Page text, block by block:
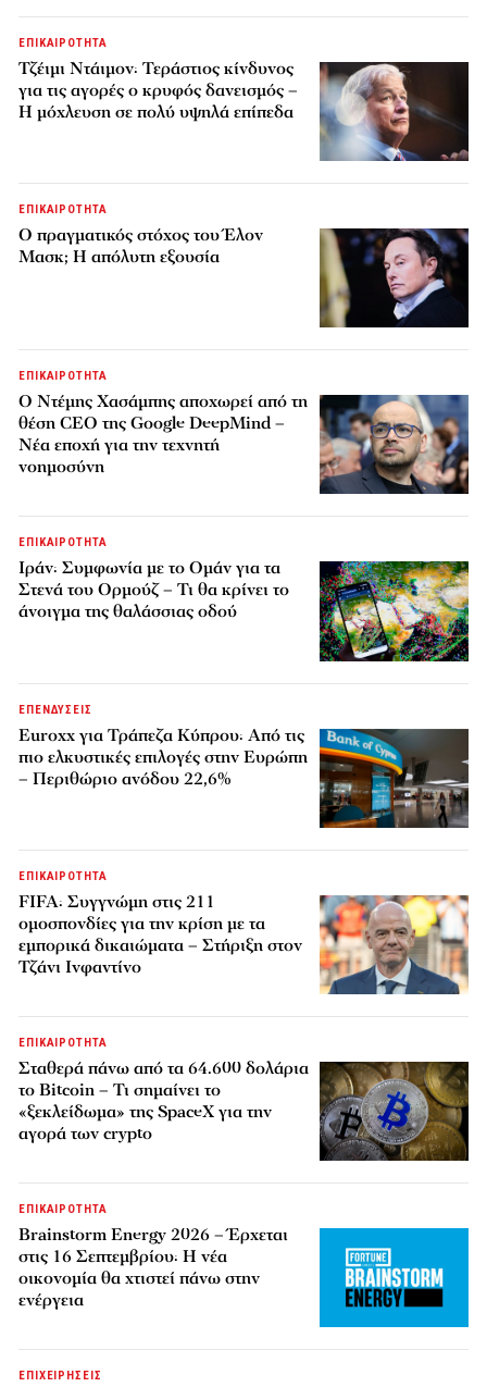
ΕΠΙΚΑΙΡΟΤΗΤΑ
Τζέιμι Ντάιμον: Τεράστιος κίνδυνος
για τις αγορές ο κρυφός δανεισμός –
Η μόχλευση σε πολύ υψηλά επίπεδα
ΕΠΙΚΑΙΡΟΤΗΤΑ
Ο πραγματικός στόχος του Έλον
Μασκ; Η απόλυτη εξουσία
ΕΠΙΚΑΙΡΟΤΗΤΑ
Ο Ντέμης Χασάμπης αποχωρεί από τη
θέση CEO της Google DeepMind –
Νέα εποχή για την τεχνητή
νοημοσύνη
ΕΠΙΚΑΙΡΟΤΗΤΑ
Ιράν: Συμφωνία με το Ομάν για τα
Στενά του Ορμούζ – Τι θα κρίνει το
άνοιγμα της θαλάσσιας οδού
ΕΠΕΝΔΥΣΕΙΣ
Euroxx για Τράπεζα Κύπρου: Από τις
πιο ελκυστικές επιλογές στην Ευρώπη
– Περιθώριο ανόδου 22,6%
ΕΠΙΚΑΙΡΟΤΗΤΑ
FIFA: Συγγνώμη στις 211
ομοσπονδίες για την κρίση με τα
εμπορικά δικαιώματα – Στήριξη στον
Τζάνι Ινφαντίνο
ΕΠΙΚΑΙΡΟΤΗΤΑ
Σταθερά πάνω από τα 64.600 δολάρια
το Bitcoin – Τι σημαίνει το
«ξεκλείδωμα» της SpaceX για την
αγορά των crypto
ΕΠΙΚΑΙΡΟΤΗΤΑ
Brainstorm Energy 2026 – Έρχεται
στις 16 Σεπτεμβρίου: Η νέα
οικονομία θα χτιστεί πάνω στην
ενέργεια
ΕΠΙΧΕΙΡΗΣΕΙΣ